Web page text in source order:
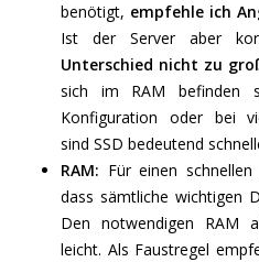
benötigt, empfehle ich
Ist der Server aber
Unterschied nicht zu
sich im RAM befinden
Konfiguration oder bei
sind SSD bedeutend
RAM: Für einen
dass sämtliche wichtigen
Den notwendigen RAM
leicht. Als Faustregel